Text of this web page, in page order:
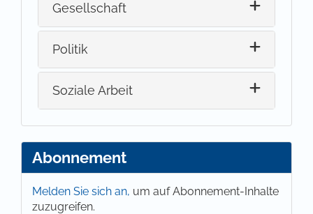
Gesellschaft
Politik
Soziale Arbeit
Abonnement
Melden Sie sich an, um auf Abonnement-Inhalte
zuzugreifen.